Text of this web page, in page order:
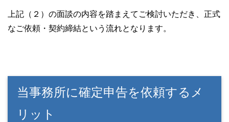
上記（２）の面談の内容を踏まえてご検討いただき、正式
なご依頼・契約締結という流れとなります。
当事務所に確定申告を依頼するメ
リット